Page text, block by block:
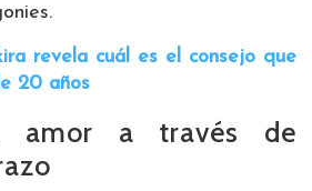
revela cuál es el consejo que
20 años
amor a través de